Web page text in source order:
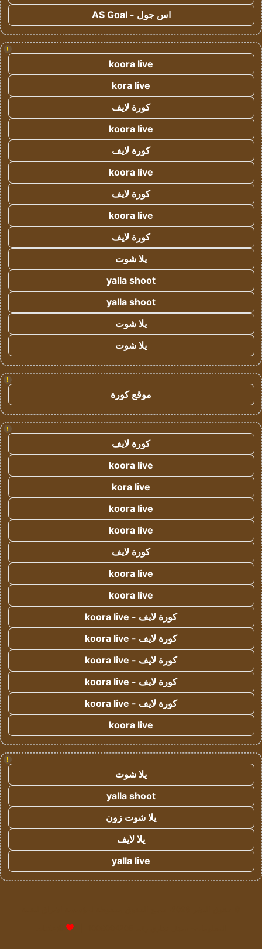
اس جول - AS Goal
!
koora live
kora live
كورة لايف
koora live
كورة لايف
koora live
كورة لايف
koora live
كورة لايف
يلا شوت
yalla shoot
yalla shoot
يلا شوت
يلا شوت
!
موقع كورة
!
كورة لايف
koora live
kora live
koora live
koora live
كورة لايف
koora live
koora live
كورة لايف - koora live
كورة لايف - koora live
كورة لايف - koora live
كورة لايف - koora live
كورة لايف - koora live
koora live
!
يلا شوت
yalla shoot
يلا شوت زون
يلا لايف
yalla live